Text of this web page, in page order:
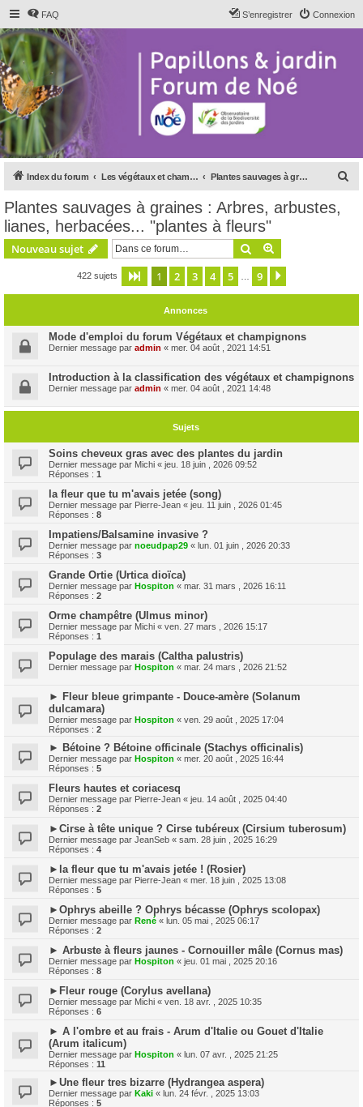
FAQ Connexion
S’enregistrer
Index du forum Les végétaux et champignons Plantes sauvages à graines : Arbres, arbustes, lianes, herbacées... "plantes à fleurs"
c
Plantes sauvages à graines : Arbres, arbustes,
lianes, herbacées... "plantes à fleurs"
Nouveau sujet Rechercher
422 sujets Page 1sur9
1 2 3 4 5 9
Annonces
Mode d'emploi du forum Végétaux et champignons
Dernier message par admin « mer. 04 août , 2021 14:51
Introduction à la classification des végétaux et champignons
Dernier message par admin « mer. 04 août , 2021 14:48
Sujets
Soins cheveux gras avec des plantes du jardin
Dernier message par Michi « jeu. 18 juin , 2026 09:52
Réponses : 1
la fleur que tu m'avais jetée (song)
Dernier message par Pierre-Jean « jeu. 11 juin , 2026 01:45
Réponses : 8
Impatiens/Balsamine invasive ?
Dernier message par noeudpap29 « lun. 01 juin , 2026 20:33
Réponses : 3
Grande Ortie (Urtica dioïca)
Dernier message par Hospiton « mar. 31 mars , 2026 16:11
Réponses : 2
Orme champêtre (Ulmus minor)
Dernier message par Michi « ven. 27 mars , 2026 15:17
Réponses : 1
Populage des marais (Caltha palustris)
Dernier message par Hospiton « mar. 24 mars , 2026 21:52
► Fleur bleue grimpante - Douce-amère (Solanum
dulcamara)
Dernier message par Hospiton « ven. 29 août , 2025 17:04
Réponses : 2
► Bétoine ? Bétoine officinale (Stachys officinalis)
Dernier message par Hospiton « mer. 20 août , 2025 16:44
Réponses : 5
Fleurs hautes et coriacesq
Dernier message par Pierre-Jean « jeu. 14 août , 2025 04:40
Réponses : 2
►Cirse à tête unique ? Cirse tubéreux (Cirsium tuberosum)
Dernier message par JeanSeb « sam. 28 juin , 2025 16:29
Réponses : 4
►la fleur que tu m'avais jetée ! (Rosier)
Dernier message par Pierre-Jean « mer. 18 juin , 2025 13:08
Réponses : 5
►Ophrys abeille ? Ophrys bécasse (Ophrys scolopax)
Dernier message par René « lun. 05 mai , 2025 06:17
Réponses : 2
► Arbuste à fleurs jaunes - Cornouiller mâle (Cornus mas)
Dernier message par Hospiton « jeu. 01 mai , 2025 20:16
Réponses : 8
►Fleur rouge (Corylus avellana)
Dernier message par Michi « ven. 18 avr. , 2025 10:35
Réponses : 6
► A l'ombre et au frais - Arum d'Italie ou Gouet d'Italie
(Arum italicum)
Dernier message par Hospiton « lun. 07 avr. , 2025 21:25
Réponses : 11
►Une fleur tres bizarre (Hydrangea aspera)
Dernier message par Kaki « lun. 24 févr. , 2025 13:03
Réponses : 5